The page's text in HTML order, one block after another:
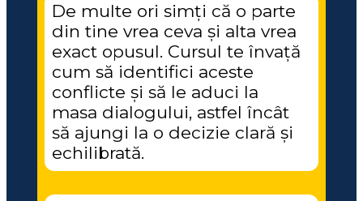
De multe ori simți că o parte
din tine vrea ceva și alta vrea
exact opusul. Cursul te învață
cum să identifici aceste
conflicte și să le aduci la
masa dialogului, astfel încât
să ajungi la o decizie clară și
echilibrată.